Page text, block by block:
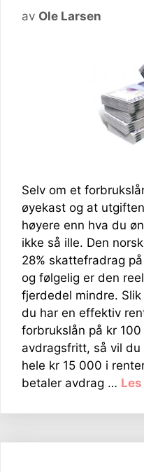
av Ole Larsen
Selv om et
øyekast og at
høyere enn hva du
ikke så ille. Den
28% skattefradrag
og følgelig er den
fjerdedel mindre.
du har en effektiv
forbrukslån på kr
avdragsfritt, så vil
hele kr 15 000 i
betaler avdrag …